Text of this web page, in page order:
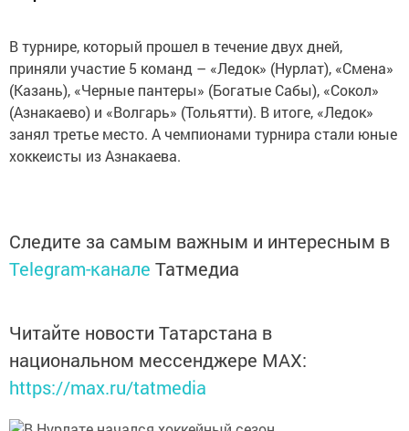
В турнире, который прошел в течение двух дней,
приняли участие 5 команд – «Ледок» (Нурлат), «Смена»
(Казань), «Черные пантеры» (Богатые Сабы), «Сокол»
(Азнакаево) и «Волгарь» (Тольятти). В итоге, «Ледок»
занял третье место. А чемпионами турнира стали юные
хоккеисты из Азнакаева.
Следите за самым важным и интересным в
Telegram-канале Татмедиа
Читайте новости Татарстана в
национальном мессенджере MАХ:
https://max.ru/tatmedia